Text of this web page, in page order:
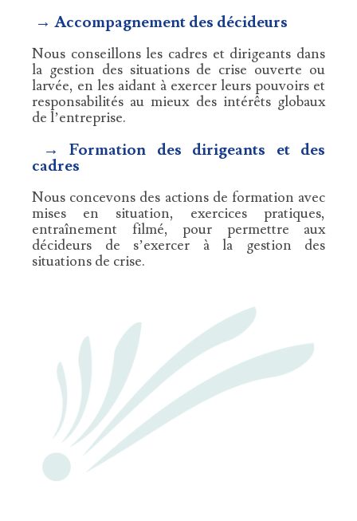
→ Accompagnement des décideurs
Nous conseillons les cadres et dirigeants dans
la gestion des situations de crise ouverte ou
larvée, en les aidant à exercer leurs pouvoirs et
responsabilités au mieux des intérêts globaux
de l’entreprise.
→ Formation des dirigeants et des
cadres
Nous concevons des actions de formation avec
mises en situation, exercices pratiques,
entraînement filmé, pour permettre aux
décideurs de s’exercer à la gestion des
situations de crise.